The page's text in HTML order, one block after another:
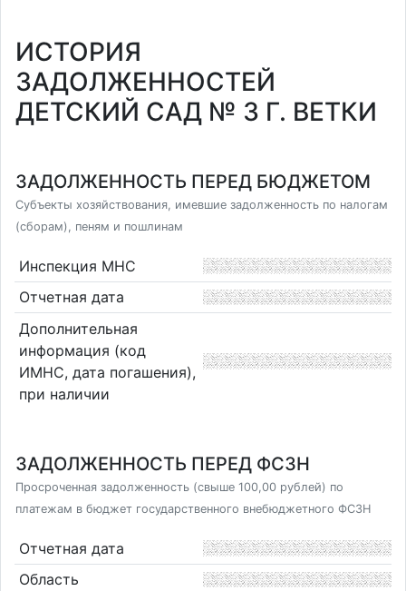
ИСТОРИЯ
ЗАДОЛЖЕННОСТЕЙ
ДЕТСКИЙ САД № 3 Г. ВЕТКИ
ЗАДОЛЖЕННОСТЬ ПЕРЕД БЮДЖЕТОМ
Субъекты хозяйствования, имевшие задолженность по налогам
(сборам), пеням и пошлинам
Инспекция МНС
Отчетная дата
Дополнительная
информация (код
ИМНС, дата погашения),
при наличии
ЗАДОЛЖЕННОСТЬ ПЕРЕД ФСЗН
Просроченная задолженность (свыше 100,00 рублей) по
платежам в бюджет государственного внебюджетного ФСЗН
Отчетная дата
Область